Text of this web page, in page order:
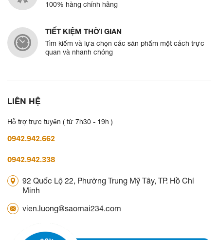
100% hàng chính hãng
TIẾT KIỆM THỜI GIAN
Tìm kiếm và lựa chọn các sản phẩm một cách trực
quan và nhanh chóng
LIÊN HỆ
Hỗ trợ trực tuyến ( từ 7h30 - 19h )
0942.942.662
0942.942.338
92 Quốc Lộ 22, Phường Trung Mỹ Tây, TP. Hồ Chí
Minh
vien.luong@saomai234.com